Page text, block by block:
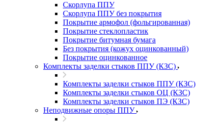
Скорлупа ППУ
Скорлупа ППУ без покрытия
Покрытие армофол (фольгированная)
Покрытие стеклопластик
Покрытие битумная бумага
Без покрытия (кожух оцинкованный)
Покрытие оцинкованное
Комплекты заделки стыков ППУ (КЗС)
Комплекты заделки стыков ППУ (КЗС)
Комплекты заделки стыков ОЦ (КЗС)
Комплекты заделки стыков ПЭ (КЗС)
Неподвижные опоры ППУ